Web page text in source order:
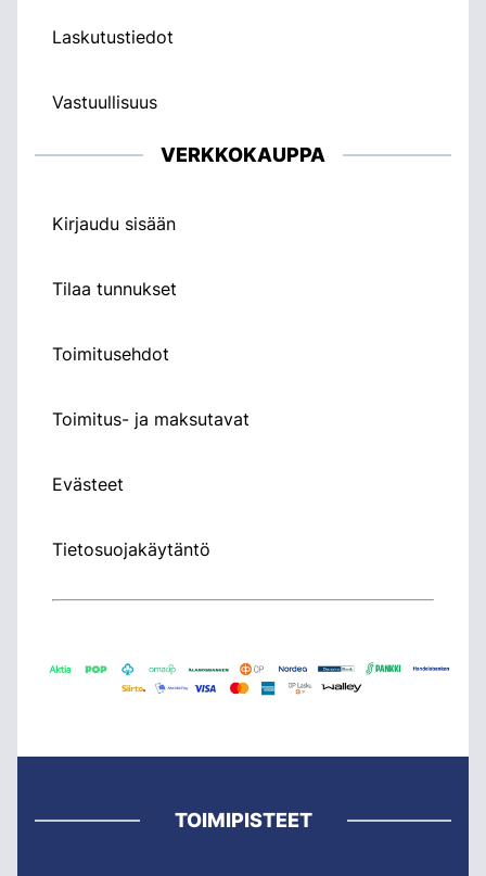
Laskutustiedot
Vastuullisuus
VERKKOKAUPPA
Kirjaudu sisään
Tilaa tunnukset
Toimitusehdot
Toimitus- ja maksutavat
Evästeet
Tietosuojakäytäntö
TOIMIPISTEET